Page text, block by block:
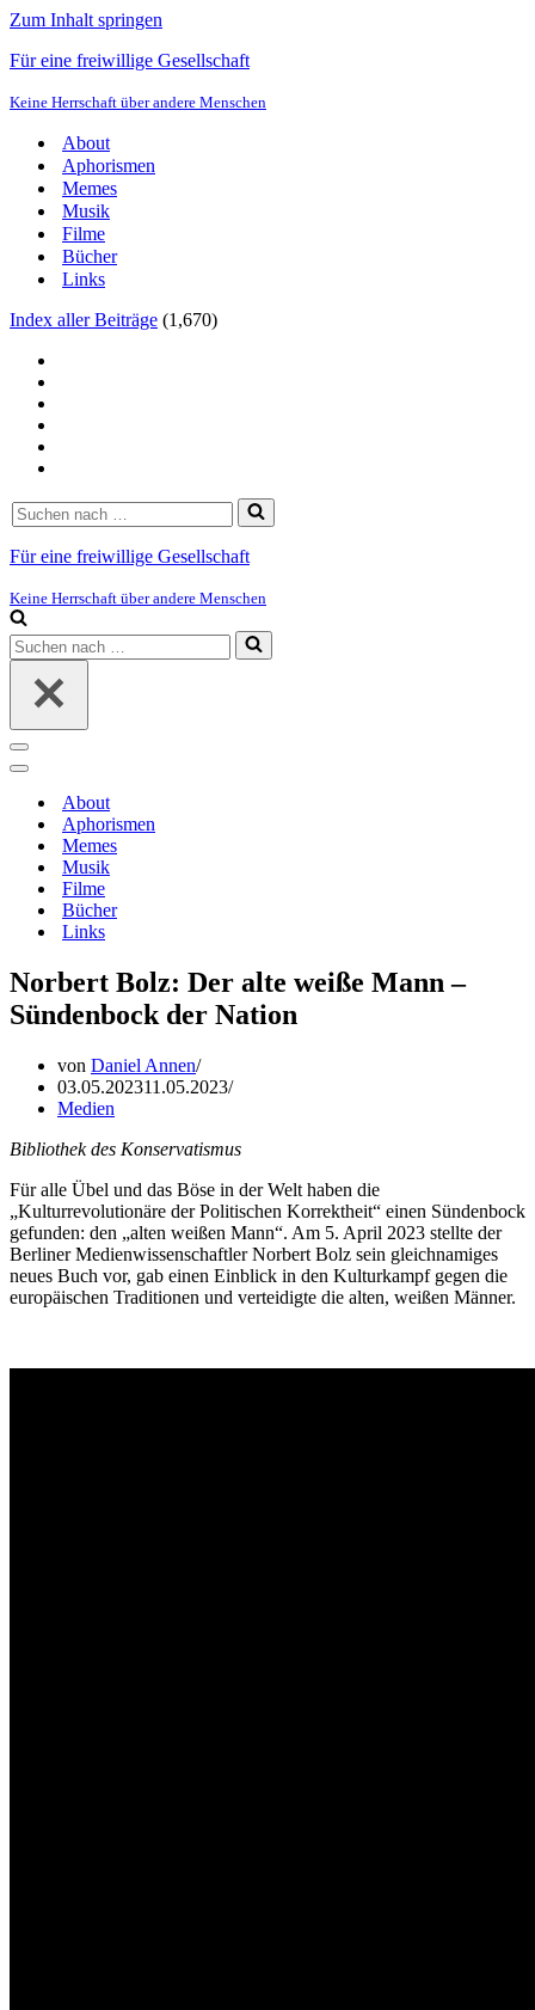
Zum Inhalt springen
Für eine freiwillige Gesellschaft
Keine Herrschaft über andere Menschen
About
Aphorismen
Memes
Musik
Filme
Bücher
Links
Index aller Beiträge (1,670)
Suchen
nach …
Für eine freiwillige Gesellschaft
Keine Herrschaft über andere Menschen
Suchen
nach …
Navigations-
Menü
Navigations-
About
Aphorismen
Memes
Musik
Filme
Bücher
Links
Norbert Bolz: Der alte weiße Mann –
Sündenbock der Nation
von Daniel Annen
03.05.202311.05.2023
Medien
Bibliothek des Konservatismus
Für alle Übel und das Böse in der Welt haben die
„Kulturrevolutionäre der Politischen Korrektheit“ einen Sündenbock
gefunden: den „alten weißen Mann“. Am 5. April 2023 stellte der
Berliner Medienwissenschaftler Norbert Bolz sein gleichnamiges
neues Buch vor, gab einen Einblick in den Kulturkampf gegen die
europäischen Traditionen und verteidigte die alten, weißen Männer.